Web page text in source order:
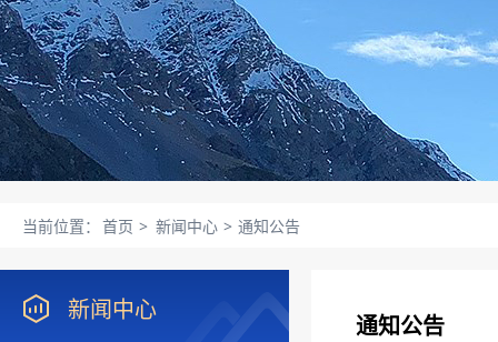
当前位置： 首页 > 新闻中心 > 通知公告
新闻中心
通知公告